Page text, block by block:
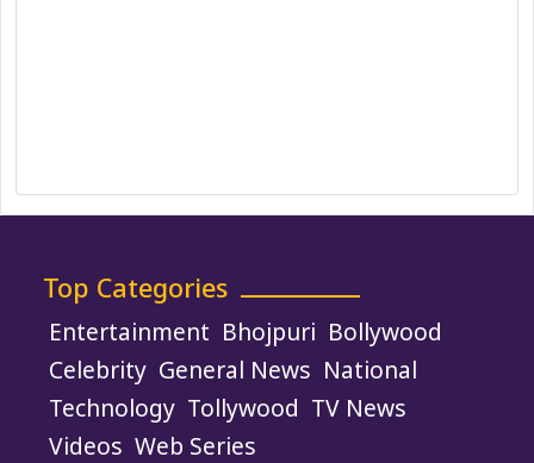
Top Categories
Entertainment Bhojpuri Bollywood
Celebrity General News National
Technology Tollywood TV News
Videos Web Series